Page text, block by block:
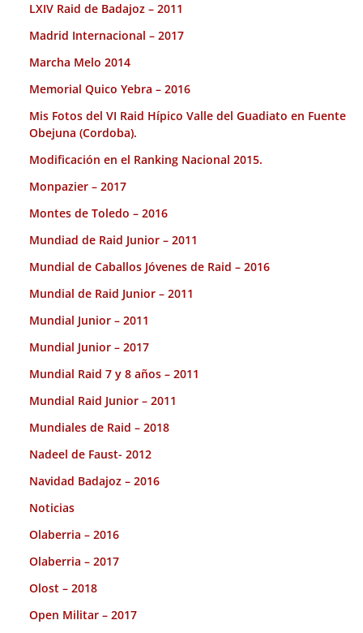
LXIV Raid de Badajoz – 2011
Madrid Internacional – 2017
Marcha Melo 2014
Memorial Quico Yebra – 2016
Mis Fotos del VI Raid Hípico Valle del Guadiato en Fuente
Obejuna (Cordoba).
Modificación en el Ranking Nacional 2015.
Monpazier – 2017
Montes de Toledo – 2016
Mundiad de Raid Junior – 2011
Mundial de Caballos Jóvenes de Raid – 2016
Mundial de Raid Junior – 2011
Mundial Junior – 2011
Mundial Junior – 2017
Mundial Raid 7 y 8 años – 2011
Mundial Raid Junior – 2011
Mundiales de Raid – 2018
Nadeel de Faust- 2012
Navidad Badajoz – 2016
Noticias
Olaberria – 2016
Olaberria – 2017
Olost – 2018
Open Militar – 2017